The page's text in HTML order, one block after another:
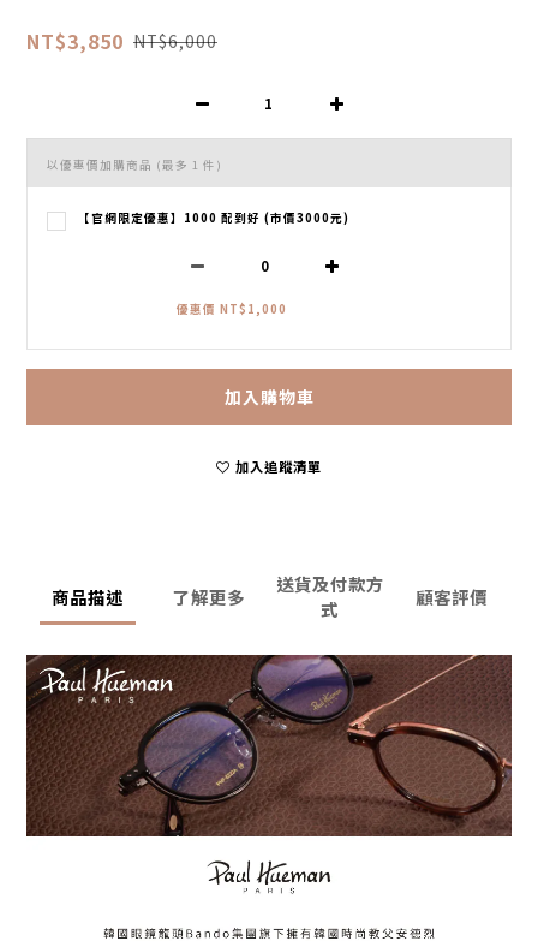
NT$3,850 NT$6,000
以優惠價加購商品 (最多 1 件)
【官網限定優惠】1000 配到好 (市價3000元)
優惠價 NT$1,000
加入購物車
加入追蹤清單
商品描述 了解更多
送貨及付款方
式
顧客評價